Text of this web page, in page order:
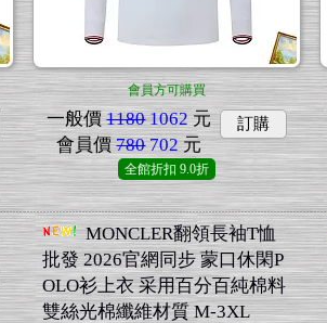
會員方可購買
一般價 11801062元
會員價 780702元
訂購
全館折扣 9.0折
MONCLER翻領長袖T恤
批發 2026官網同步 蒙口休閑P
OLO衫上衣 采用百分百純棉料
雙絲光棉纖維材質 M-3XL